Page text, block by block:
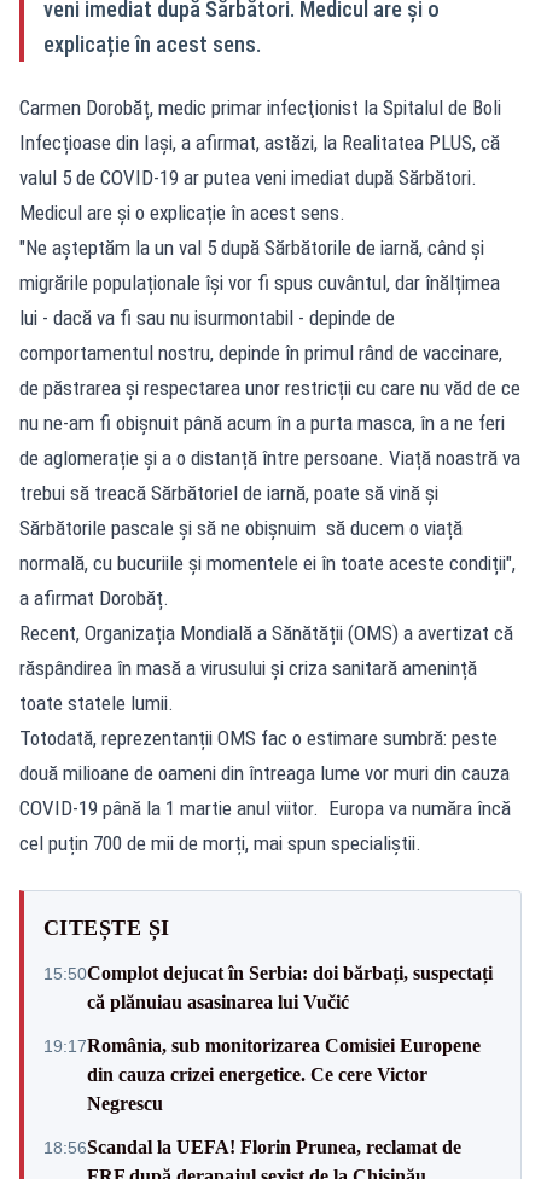
veni imediat după Sărbători. Medicul are și o
explicație în acest sens.
Carmen Dorobăț, medic primar infecţionist la Spitalul de Boli
Infecțioase din Iași, a afirmat, astăzi, la Realitatea PLUS, că
valul 5 de COVID-19 ar putea veni imediat după Sărbători.
Medicul are și o explicație în acest sens.
"Ne așteptăm la un val 5 după Sărbătorile de iarnă, când și
migrările populaționale își vor fi spus cuvântul, dar înălțimea
lui - dacă va fi sau nu isurmontabil - depinde de
comportamentul nostru, depinde în primul rând de vaccinare,
de păstrarea și respectarea unor restricții cu care nu văd de ce
nu ne-am fi obișnuit până acum în a purta masca, în a ne feri
de aglomerație și a o distanță între persoane. Viață noastră va
trebui să treacă Sărbătoriel de iarnă, poate să vină și
Sărbătorile pascale și să ne obișnuim să ducem o viață
normală, cu bucuriile și momentele ei în toate aceste condiții",
a afirmat Dorobăț.
Recent, Organizația Mondială a Sănătății (OMS) a avertizat că
răspândirea în masă a virusului și criza sanitară amenință
toate statele lumii.
Totodată, reprezentanții OMS fac o estimare sumbră: peste
două milioane de oameni din întreaga lume vor muri din cauza
COVID-19 până la 1 martie anul viitor. Europa va număra încă
cel puțin 700 de mii de morți, mai spun specialiștii.
CITEȘTE ȘI
15:50Complot dejucat în Serbia: doi bărbați, suspectați
că plănuiau asasinarea lui Vučić
19:17România, sub monitorizarea Comisiei Europene
din cauza crizei energetice. Ce cere Victor
Negrescu
18:56Scandal la UEFA! Florin Prunea, reclamat de